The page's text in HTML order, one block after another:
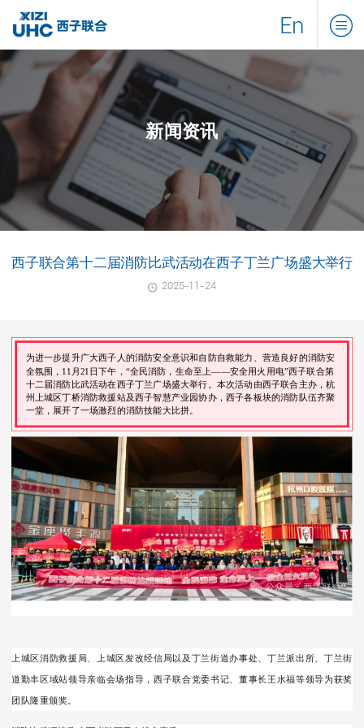
En
新闻资讯
西子联合第十二届消防比武活动在西子丁兰广场盛大举行
2025-11-24
为进一步提升广大西子人的消防安全意识和自防自救能力、营造良好的消防安
全氛围，11月21日下午，“全民消防，生命至上——安全用火用电”西子联合第
十二届消防比武活动在西子丁兰广场盛大举行。本次活动由西子联合主办，杭
州上城区丁桥消防救援站及西子智慧产业园协办，西子各板块的消防队伍齐聚
一堂，展开了一场激烈的消防技能大比拼。
上城区消防救援局、上城区发改经信局以及丁兰街道办事处、丁兰派出所、丁兰街
道勤丰区域站领导亲临会场指导，西子联合党委书记、董事长王水福等领导为获奖
团队隆重颁奖。